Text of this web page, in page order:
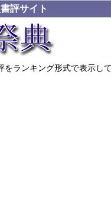
評サイト
をランキング形式で表示し